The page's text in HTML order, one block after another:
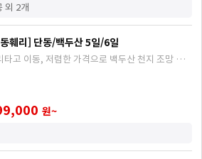
외 2개
훼리] 단동/백두산 5일/6일
타고 이동, 저렴한 가격으로 백두산 천지 조망 가
원~